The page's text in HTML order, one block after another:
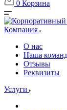
0 Корзина
Компания
О нас
Наша
Отзывы
Реквизиты
Услуги